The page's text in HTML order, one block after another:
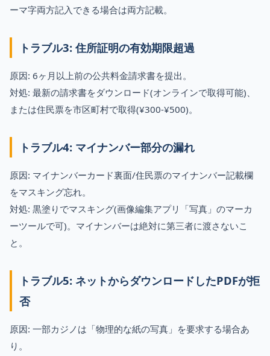
ーマ字両方記入できる場合は両方記載。
トラブル3: 住所証明の有効期限超過
原因: 6ヶ月以上前の公共料金請求書を提出。
対処: 最新の請求書をダウンロード(オンラインで取得可能)、
または住民票を市区町村で取得(¥300-¥500)。
トラブル4: マイナンバー部分の漏れ
原因: マイナンバーカード裏面/住民票のマイナンバー記載欄
をマスキング忘れ。
対処: 黒塗りでマスキング(画像編集アプリ「写真」のマーカ
ーツールで可)。マイナンバーは絶対に第三者に渡さないこ
と。
トラブル5: ネットからダウンロードしたPDFが拒
否
原因: 一部カジノは「物理的な紙の写真」を要求する場合あ
り。